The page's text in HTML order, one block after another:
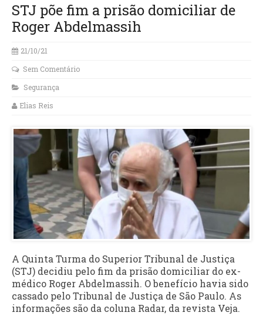
STJ põe fim a prisão domiciliar de
Roger Abdelmassih
21/10/21
Sem Comentário
Segurança
Elias Reis
A Quinta Turma do Superior Tribunal de Justiça
(STJ) decidiu pelo fim da prisão domiciliar do ex-
médico Roger Abdelmassih. O benefício havia sido
cassado pelo Tribunal de Justiça de São Paulo. As
informações são da coluna Radar, da revista Veja.